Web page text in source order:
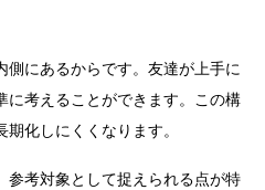
側にあるからです。友達が上手に
に考えることができます。この構
化しにくくなります。
参考対象として捉えられる点が特